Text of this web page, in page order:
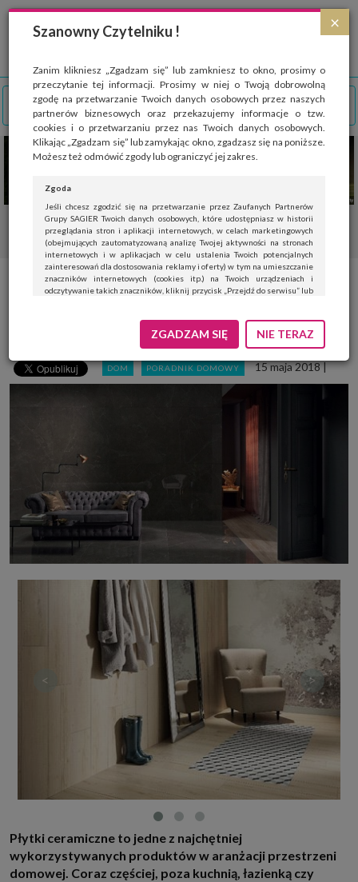
×
Szanowny Czytelniku !
Zanim klikniesz „Zgadzam się” lub zamkniesz to okno, prosimy o
przeczytanie tej informacji. Prosimy w niej o Twoją dobrowolną
zgodę na przetwarzanie Twoich danych osobowych przez naszych
partnerów biznesowych oraz przekazujemy informacje o tzw.
cookies i o przetwarzaniu przez nas Twoich danych osobowych.
Klikając „Zgadzam się” lub zamykając okno, zgadzasz się na poniższe.
Możesz też odmówić zgody lub ograniczyć jej zakres.
Zgoda
Jeśli chcesz zgodzić się na przetwarzanie przez Zaufanych Partnerów
Grupy SAGIER Twoich danych osobowych, które udostępniasz w historii
przeglądania stron i aplikacji internetowych, w celach marketingowych
(obejmujących zautomatyzowaną analizę Twojej aktywności na stronach
internetowych i w aplikacjach w celu ustalenia Twoich potencjalnych
zainteresowań dla dostosowania reklamy i oferty) w tym na umieszczanie
znaczników internetowych (cookies itp.) na Twoich urządzeniach i
odczytywanie takich znaczników, kliknij przycisk „Przejdź do serwisu” lub
Jeśli nie chcesz wyrazić zgody, kliknij „Nie teraz”.
Wyrażenie zgody jest dobrowolne. Możesz edytować zakres zgody, w tym
Powyższa zgoda dotyczy przetwarzania Twoich danych osobowych w celach
marketingowych Zaufanych Partnerów. Zaufani Partnerzy to firmy z
obszaru e-commerce i reklamodawcy oraz działające w ich imieniu domy
mediowe i podobne organizacje, z którymi Grupa SAGIER współpracuje.
Podmioty z Grupy SAGIER w ramach udostępnianych przez siebie usług
internetowych przetwarzają Twoje dane we własnych celach
podmiotów Grupy SAGIER. Przetwarzanie takie nie wymaga dodatkowej
zgody z Twojej strony, ale możesz mu się w każdej chwili sprzeciwić. O ile
nie zdecydujesz inaczej, dokonując stosownych zmian ustawień w Twojej
przeglądarce, podmioty z Grupy SAGIER będą również instalować na
Twoich urządzeniach pliki cookies i podobne oraz odczytywać informacje z
takich plików. Bliższe informacje o cookies znajdziesz w akapicie
„Cookies” pod koniec tej informacji.
Administrator danych osobowych
Administratorami Twoich danych są podmioty z Grupy SAGIER czyli
podmioty z grupy kapitałowej SAGIER, w której skład wchodzą Sagier Sp. z
o.o. ul. Cegielniana 18c/3, 35-310 Rzeszów oraz Podmioty Zależne.
Ponadto, w świetle obowiązującego prawa, administratorami Twoich
danych w ramach poszczególnych Usług mogą być również Zaufani
Partnerzy, w tym klienci.
PODMIIOTY ZALEŻNE:
http://www.biznesistyl.pl/
http://www.sagier.pl/
Jeżeli wyrazisz zgodę, o którą wyżej prosimy, administratorami Twoich
danych osobowych będą także nasi Zaufani Partnerzy. Listę Zaufanych
Partnerów możesz sprawdzić w każdym momencie na stronie naszej
i tam też zmodyfikować lub cofnąć swoje zgody.
Podstawa i cel przetwarzania
Twoje dane przetwarzamy w następujących celach:
1. Jeśli zawieramy z Tobą umowę o realizację danej usługi (np. usługi
zapewniającej Ci możliwość zapoznania się z jednym z naszych serwisów
w oparciu o treść regulaminu tego serwisu), to możemy przetwarzać
Twoje dane w zakresie niezbędnym do realizacji tej umowy.
ZGADZAM SIĘ NIE TERAZ
Strona wykorzystuje pliki cookies, które służą głównie do celów statystycznych.
Wyrażając zgodę na używanie 'cookies', zezwalasz na zapisanie ich w pamięci
przeglądarki. Przejdź do
polityki cookies
Płytki ceramiczne na miarę
DOM PORADNIK DOMOWY 15 maja 2018|
< >
Płytki ceramiczne to jedne z najchętniej
wykorzystywanych produktów w aranżacji przestrzeni
domowej. Coraz częściej, poza kuchnią, łazienką czy